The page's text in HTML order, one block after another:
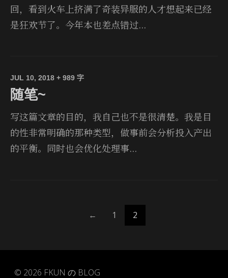
回，看到火车上挤满了奇装异服的人才想起来已经
是狂欢节了。今年本也差点错过...
JUL 10, 2018 + 989 字
随笔~
写这篇文章的目的，我自己也不是很清楚。我是目
的性非常明确的那种类型，做事前会分析投入产出
的平衡。同时也会优化处理事...
← 1 2
© 2026 FKUN の BLOG